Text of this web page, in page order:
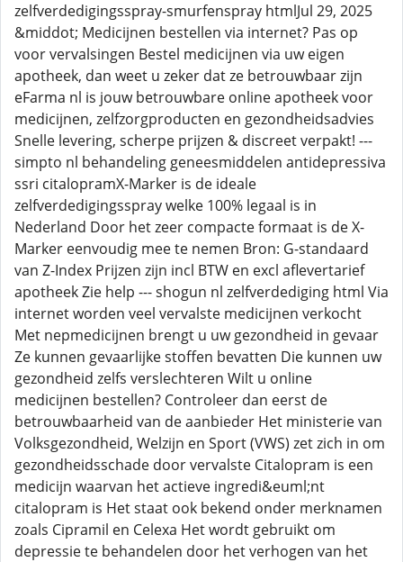
zelfverdedigingsspray-smurfenspray htmlJul 29, 2025
&middot; Medicijnen bestellen via internet? Pas op
voor vervalsingen Bestel medicijnen via uw eigen
apotheek, dan weet u zeker dat ze betrouwbaar zijn
eFarma nl is jouw betrouwbare online apotheek voor
medicijnen, zelfzorgproducten en gezondheidsadvies
Snelle levering, scherpe prijzen & discreet verpakt! ---
simpto nl behandeling geneesmiddelen antidepressiva
ssri citalopramX-Marker is de ideale
zelfverdedigingsspray welke 100% legaal is in
Nederland Door het zeer compacte formaat is de X-
Marker eenvoudig mee te nemen Bron: G-standaard
van Z-Index Prijzen zijn incl BTW en excl aflevertarief
apotheek Zie help --- shogun nl zelfverdediging html Via
internet worden veel vervalste medicijnen verkocht
Met nepmedicijnen brengt u uw gezondheid in gevaar
Ze kunnen gevaarlijke stoffen bevatten Die kunnen uw
gezondheid zelfs verslechteren Wilt u online
medicijnen bestellen? Controleer dan eerst de
betrouwbaarheid van de aanbieder Het ministerie van
Volksgezondheid, Welzijn en Sport (VWS) zet zich in om
gezondheidsschade door vervalste Citalopram is een
medicijn waarvan het actieve ingredi&euml;nt
citalopram is Het staat ook bekend onder merknamen
zoals Cipramil en Celexa Het wordt gebruikt om
depressie te behandelen door het verhogen van het